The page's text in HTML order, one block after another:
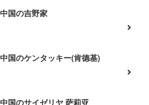
中国の吉野家
中国のケンタッキー(肯德基)
中国のサイゼリヤ 萨莉亚